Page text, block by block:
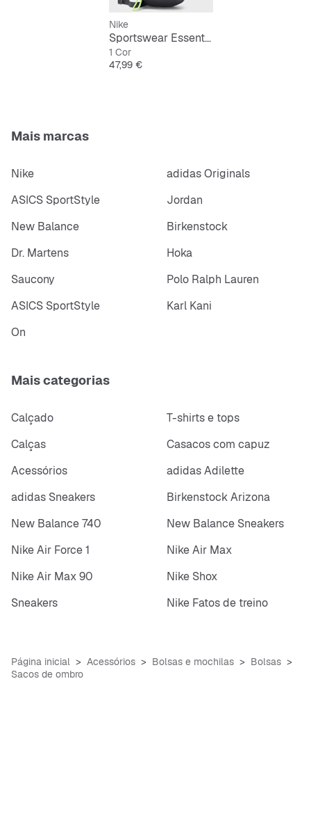
Nike
Sportswear Essentials
1 Cor
Preço
47,99 €
Mais marcas
Nike
adidas Originals
ASICS SportStyle
Jordan
New Balance
Birkenstock
Dr. Martens
Hoka
Saucony
Polo Ralph Lauren
ASICS SportStyle
Karl Kani
On
Mais categorias
Calçado
T-shirts e tops
Calças
Casacos com capuz
Acessórios
adidas Adilette
adidas Sneakers
Birkenstock Arizona
New Balance 740
New Balance Sneakers
Nike Air Force 1
Nike Air Max
Nike Air Max 90
Nike Shox
Sneakers
Nike Fatos de treino
Página inicial Acessórios Bolsas e mochilas
Bolsas
Sacos de ombro